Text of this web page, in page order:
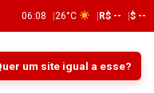
06:08 26°C R$ -- $ --
um site igual a esse?